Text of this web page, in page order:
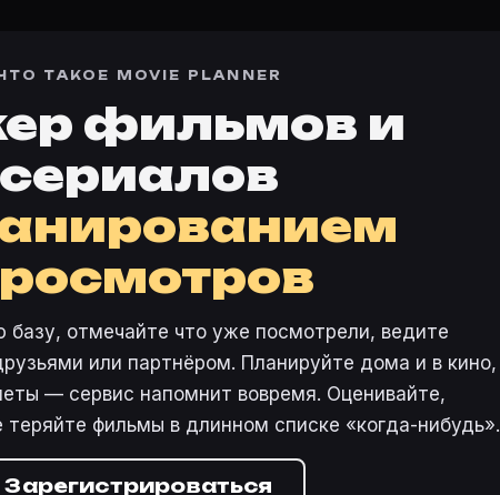
ТАКОЕ MOVIE PLANNER
фильмов и
сериалов
базу, отмечайте что уже посмотрели, ведите
или партнёром. Планируйте дома и в кино,
— сервис напомнит вовремя. Оценивайте,
теряйте фильмы в длинном списке «когда-нибудь».
Зарегистрироваться